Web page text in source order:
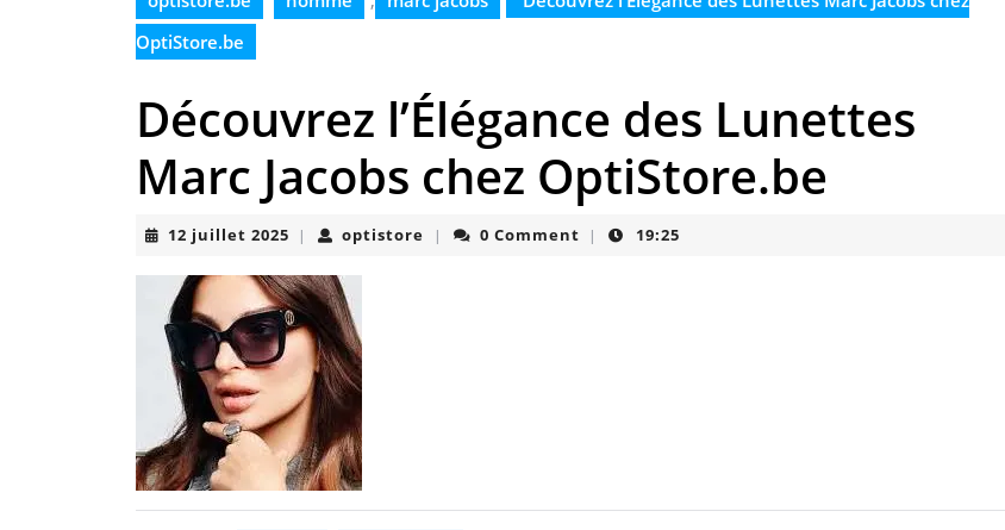
OptiStore.be
Découvrez l’Élégance des Lunettes
Marc Jacobs chez OptiStore.be
12 juillet 2025 12
2025
| optistore optistore
| 0 Comment | 19:25